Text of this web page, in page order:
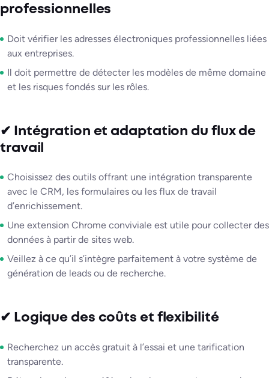
professionnelles
Doit vérifier les adresses électroniques professionnelles liées
aux entreprises.
Il doit permettre de détecter les modèles de même domaine
et les risques fondés sur les rôles.
✔ Intégration et adaptation du flux de
travail
Choisissez des outils offrant une intégration transparente
avec le CRM, les formulaires ou les flux de travail
d’enrichissement.
Une extension Chrome conviviale est utile pour collecter des
données à partir de sites web.
Veillez à ce qu’il s’intègre parfaitement à votre système de
génération de leads ou de recherche.
✔ Logique des coûts et flexibilité
Recherchez un accès gratuit à l’essai et une tarification
transparente.